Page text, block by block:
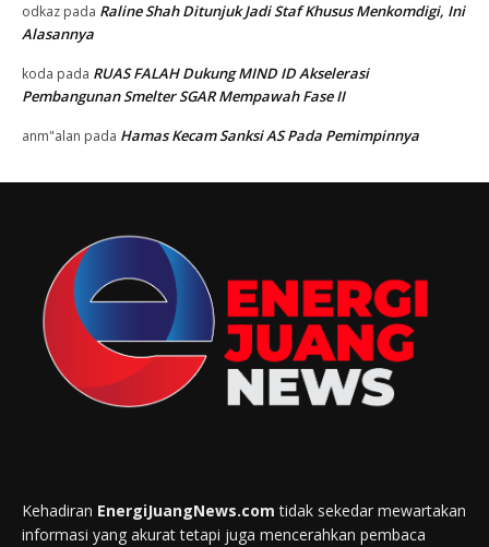
odkaz pada Raline Shah Ditunjuk Jadi Staf Khusus Menkomdigi, Ini
Alasannya
koda pada RUAS FALAH Dukung MIND ID Akselerasi
Pembangunan Smelter SGAR Mempawah Fase II
anm"alan pada Hamas Kecam Sanksi AS Pada Pemimpinnya
Kehadiran EnergiJuangNews.com tidak sekedar mewartakan
informasi yang akurat tetapi juga mencerahkan pembaca